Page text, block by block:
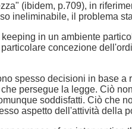
(ibidem, p.709), in
ineliminabile, il problema
in un ambiente
concezione
spesso decisioni in base
persegue la legge. Ciò
soddisfatti. Ciò che
aspetto dell'attività